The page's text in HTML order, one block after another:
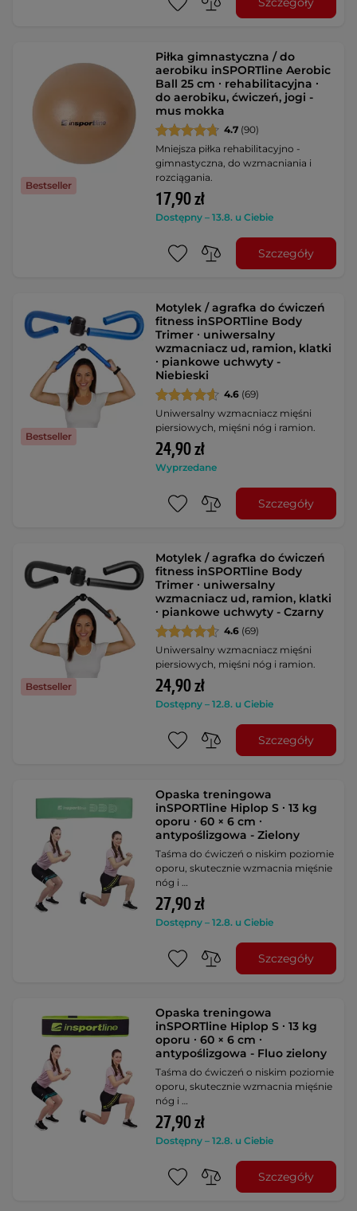
Bestseller
Piłka gimnastyczna / do
aerobiku inSPORTline Aerobic
Ball 25 cm ∙ rehabilitacyjna ∙
do aerobiku, ćwiczeń, jogi -
mus mokka
4.7 (90)
Mniejsza piłka rehabilitacyjno -
gimnastyczna, do wzmacniania i
rozciągania.
17,90 zł
Dostępny – 13.8. u Ciebie
Szczegóły
Bestseller
Motylek / agrafka do ćwiczeń
fitness inSPORTline Body
Trimer ∙ uniwersalny
wzmacniacz ud, ramion, klatki
∙ piankowe uchwyty -
Niebieski
4.6 (69)
Uniwersalny wzmacniacz mięśni
piersiowych, mięśni nóg i ramion.
24,90 zł
Wyprzedane
Szczegóły
Bestseller
Motylek / agrafka do ćwiczeń
fitness inSPORTline Body
Trimer ∙ uniwersalny
wzmacniacz ud, ramion, klatki
∙ piankowe uchwyty - Czarny
4.6 (69)
Uniwersalny wzmacniacz mięśni
piersiowych, mięśni nóg i ramion.
24,90 zł
Dostępny – 12.8. u Ciebie
Szczegóły
Opaska treningowa
inSPORTline Hiplop S ∙ 13 kg
oporu ∙ 60 × 6 cm ∙
antypoślizgowa - Zielony
Taśma do ćwiczeń o niskim poziomie
oporu, skutecznie wzmacnia mięśnie
nóg i …
27,90 zł
Dostępny – 12.8. u Ciebie
Szczegóły
Opaska treningowa
inSPORTline Hiplop S ∙ 13 kg
oporu ∙ 60 × 6 cm ∙
antypoślizgowa - Fluo zielony
Taśma do ćwiczeń o niskim poziomie
oporu, skutecznie wzmacnia mięśnie
nóg i …
27,90 zł
Dostępny – 12.8. u Ciebie
Szczegóły